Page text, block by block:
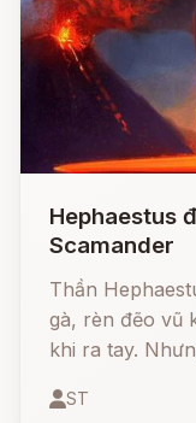
Hephaestus
Scamander
Thần
gà, rèn đẽo vũ
khi ra tay.
gà.ST